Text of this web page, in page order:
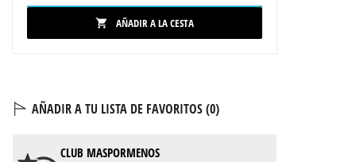
 AÑADIR A LA CESTA
AÑADIR A TU LISTA DE FAVORITOS (0)
CLUB MASPORMENOS